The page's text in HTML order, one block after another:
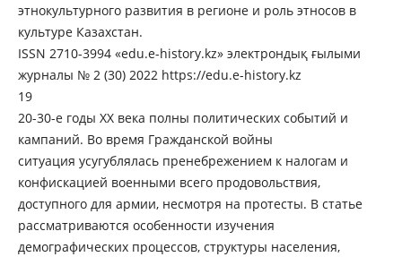
этнокультурного развития в регионе и роль этносов в
культуре Казахстан.
ISSN 2710-3994 «edu.e-history.kz» электрондық ғылыми
журналы № 2 (30) 2022 https://edu.e-history.kz
19
20-30-е годы ХХ века полны политических событий и
кампаний. Во время Гражданской войны
ситуация усугублялась пренебрежением к налогам и
конфискацией военными всего продовольствия,
доступного для армии, несмотря на протесты. В статье
рассматриваются особенности изучения
демографических процессов, структуры населения,